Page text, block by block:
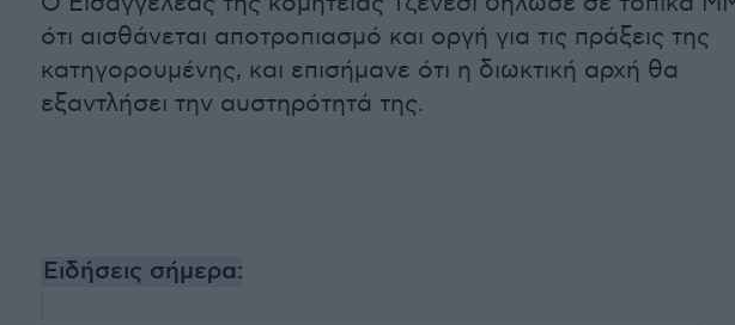
ότι αισθάνεται αποτροπιασμό και οργή για τις πράξεις της
κατηγορουμένης, και επισήμανε ότι η διωκτική αρχή θα
εξαντλήσει την αυστηρότητά της.
Ειδήσεις σήμερα: